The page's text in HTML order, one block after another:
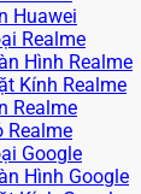
Huawei
Realme
Hình Realme
Kính Realme
Realme
Realme
Google
Hình Google